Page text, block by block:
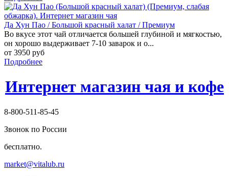
Да Хун Пао / Большой красный халат / Премиум
Во вкусе этот чай отличается большей глубиной и мягкостью,
он хорошо выдерживает 7-10 заварок и о...
от 3950 руб
Подробнее
Интернет магазин чая и кофе
8-800-511-85-45
Звонок по России
бесплатно.
market@vitalub.ru